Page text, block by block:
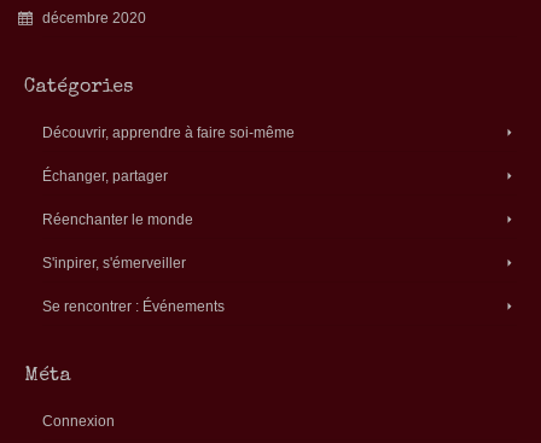
décembre 2020
Catégories
Découvrir, apprendre à faire soi-même
Échanger, partager
Réenchanter le monde
S'inpirer, s'émerveiller
Se rencontrer : Événements
Méta
Connexion